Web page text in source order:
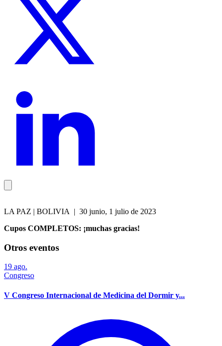
LA PAZ | BOLIVIA | 30 junio, 1 julio de 2023
Cupos COMPLETOS: ¡muchas gracias!
Otros eventos
19 ago.
Congreso
V Congreso Internacional de Medicina del Dormir y...